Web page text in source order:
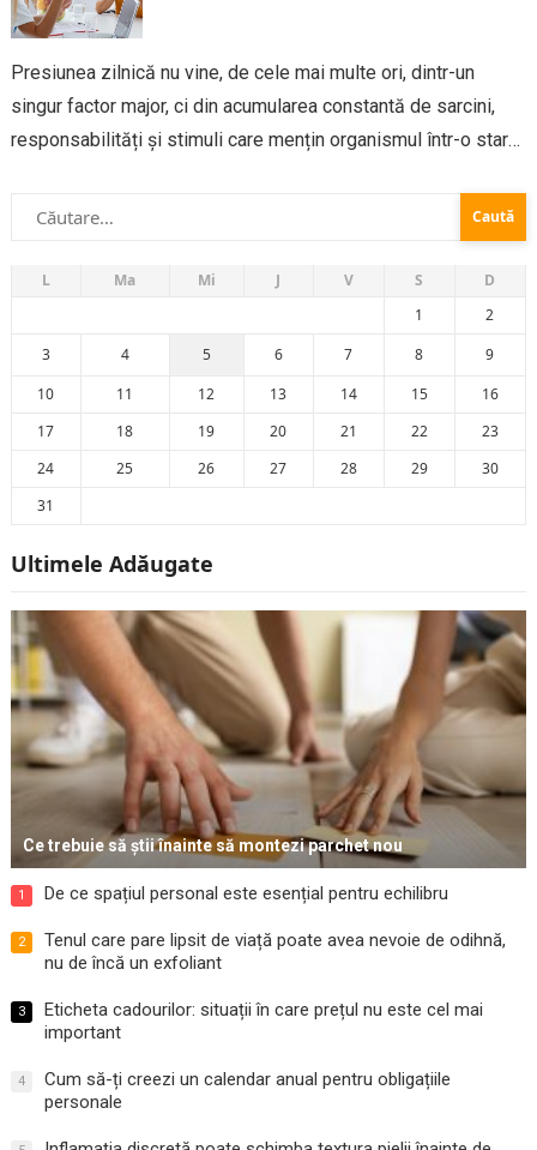
Presiunea zilnică nu vine, de cele mai multe ori, dintr-un
singur factor major, ci din acumularea constantă de sarcini,
responsabilități și stimuli care mențin organismul într-o stare
provocări depinde în...
Caută
după:
L Ma Mi J V S
D
1
2
3
4 5 6 7 8
9
10
11 12 13 14 15
16
17
18 19 20 21 22
23
24
25 26 27 28 29
30
31
Ultimele Adăugate
Ce trebuie să știi înainte să montezi parchet nou
1 De ce spațiul personal este esențial pentru echilibru
2
Tenul care pare lipsit de viață poate avea nevoie de odihnă,
nu de încă un exfoliant
3
Eticheta cadourilor: situații în care prețul nu este cel mai
important
4
Cum să-ți creezi un calendar anual pentru obligațiile
personale